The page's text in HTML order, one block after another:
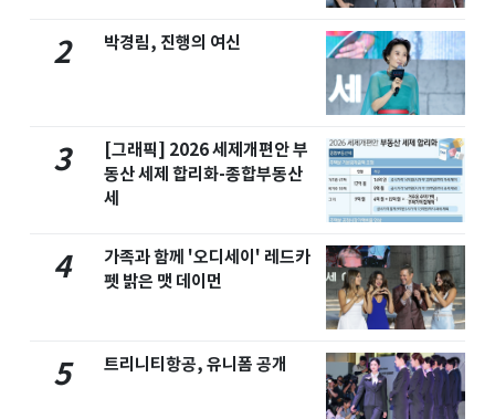
2 박경림, 진행의 여신
3
[그래픽] 2026 세제개편안 부
동산 세제 합리화-종합부동산
세
4
가족과 함께 '오디세이' 레드카
펫 밝은 맷 데이먼
5 트리니티항공, 유니폼 공개